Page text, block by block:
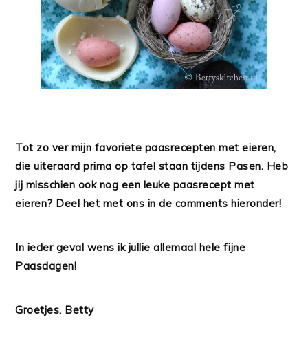
Tot zo ver mijn favoriete paasrecepten met eieren,
die uiteraard prima op tafel staan tijdens Pasen. Heb
jij misschien ook nog een leuke paasrecept met
eieren? Deel het met ons in de comments hieronder!
In ieder geval wens ik jullie allemaal hele fijne
Paasdagen!
Groetjes, Betty